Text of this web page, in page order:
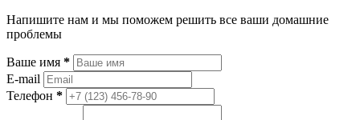
Напишите нам и мы поможем решить все ваши домашние
проблемы
Ваше имя *
E-mail
Телефон *